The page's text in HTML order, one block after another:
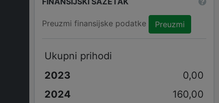
Preuzmi finansijske podatke Preuzmi
Ukupni prihodi
0,00
160,00